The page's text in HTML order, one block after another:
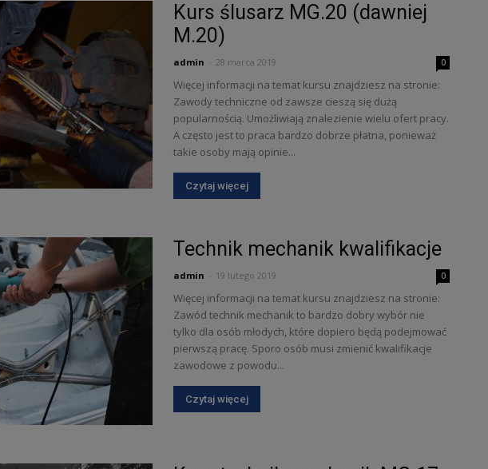
Kurs ślusarz MG.20 (dawniej
M.20)
admin 28 marca 2019 0
Więcej informacji na temat kursu znajdziesz na stronie:
Zawody techniczne od zawsze cieszą się dużą
popularnością. Umożliwiają znalezienie wielu ofert pracy.
A często jest to praca bardzo dobrze płatna, ponieważ
takie osoby mają opinie...
Czytaj więcej
Technik mechanik kwalifikacje
admin 19 lutego 2019 0
Więcej informacji na temat kursu znajdziesz na stronie:
Zawód technik mechanik to bardzo dobry wybór nie
tylko dla osób młodych, które dopiero będą podejmować
pierwszą pracę. Sporo osób musi zmienić kwalifikacje
zawodowe z powodu...
Czytaj więcej